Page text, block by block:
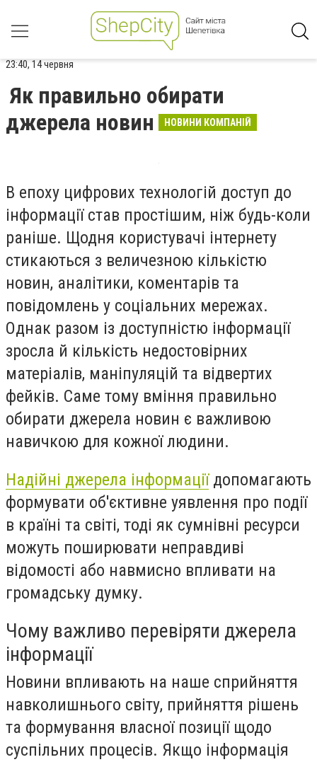
23:40, 14 червня
Як правильно обирати
джерела новин
НОВИНИ КОМПАНІЙ
В епоху цифрових технологій доступ до
інформації став простішим, ніж будь-коли
раніше. Щодня користувачі інтернету
стикаються з величезною кількістю
новин, аналітики, коментарів та
повідомлень у соціальних мережах.
Однак разом із доступністю інформації
зросла й кількість недостовірних
матеріалів, маніпуляцій та відвертих
фейків. Саме тому вміння правильно
обирати джерела новин є важливою
навичкою для кожної людини.
Надійні джерела інформаціїдопомагають
формувати об'єктивне уявлення про події
в країні та світі, тоді як сумнівні ресурси
можуть поширювати неправдиві
відомості або навмисно впливати на
громадську думку.
Чому важливо перевіряти джерела
інформації
Новини впливають на наше сприйняття
навколишнього світу, прийняття рішень
та формування власної позиції щодо
суспільних процесів. Якщо інформація